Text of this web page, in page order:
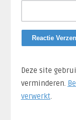
Deze site
verminderen.
verwerkt.